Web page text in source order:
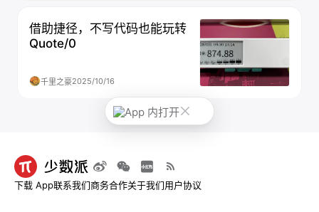
借助捷径，不写代码也能玩转
Quote/0
千里之豪2025/10/16
App 内打开
下载 App联系我们商务合作关于我们用户协议